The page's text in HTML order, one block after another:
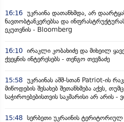
16:16 უკრაინა დათანხმდა, არ
ნავთობტანკერებსა და
ეკუთვნის - Bloomberg
16:10 ირაკლი კობახიძე და მიხეილ
ქვეყნის ინტერესებს - თენგო თევზაძე
15:58 უკრაინას აშშ-სთან Patriot-ის
მიწოდების შესახებ შეთანხმება აქვს,
საჭიროებებისთვის საკმარისი არ არის
15:48 სერბეთი უკრაინის